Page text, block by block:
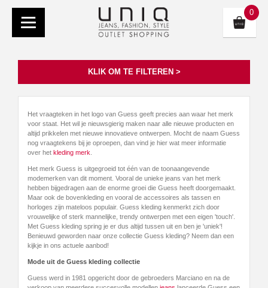
0
KLIK OM TE FILTEREN >
Het vraagteken in het logo van Guess geeft precies aan waar het merk
voor staat. Het wil je nieuwsgierig maken naar alle nieuwe producten en
altijd prikkelen met nieuwe innovatieve ontwerpen. Mocht de naam Guess
nog vraagtekens bij je oproepen, dan vind je hier wat meer informatie
over het kleding merk
Het merk Guess is uitgegroeid tot één van de toonaangevende
modemerken van dit moment. Vooral de unieke jeans van het merk
hebben bijgedragen aan de enorme groei die Guess heeft doorgemaakt.
Maar ook de bovenkleding en vooral de accessoires als tassen en
horloges zijn mateloos populair. Guess kleding kenmerkt zich door
vrouwelijke of sterk mannelijke, trendy ontwerpen met een eigen 'touch'.
Met Guess kleding spring je er dus altijd tussen uit en ben je 'uniek'!
Benieuwd geworden naar onze collectie Guess kleding? Neem dan een
kijkje in ons actuele aanbod!
Mode uit de Guess kleding collectie
Guess werd in 1981 opgericht door de gebroeders Marciano en na de